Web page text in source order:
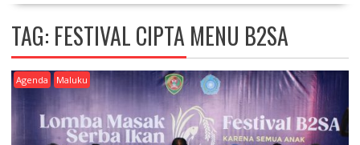
TAG: FESTIVAL CIPTA MENU B2SA
Agenda Maluku